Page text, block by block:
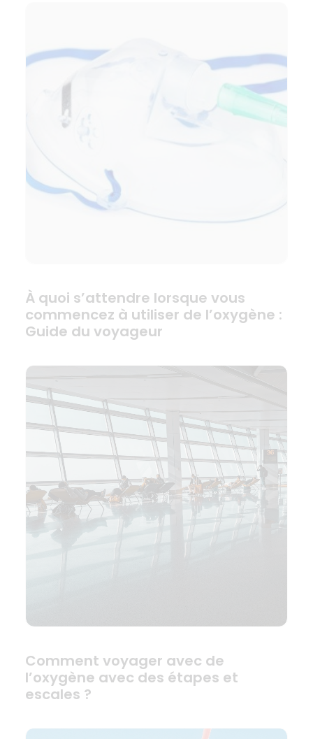
À quoi s’attendre lorsque vous
commencez à utiliser de l’oxygène :
Guide du voyageur
Comment voyager avec de
l’oxygène avec des étapes et
escales ?